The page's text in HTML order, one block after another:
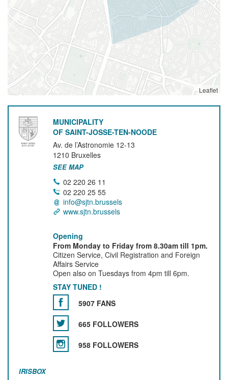
Leaflet
MUNICIPALITY
OF SAINT-JOSSE-TEN-NOODE
Av. de l’Astronomie 12-13
1210 Bruxelles
SEE MAP
02 220 26 11
02 220 25 55
info@sjtn.brussels
www.sjtn.brussels
Opening
From Monday to Friday from 8.30am till 1pm.
Citizen Service, Civil Registration and Foreign
Affairs Service
Open also on Tuesdays from 4pm till 6pm.
STAY TUNED !
5907 FANS
665 FOLLOWERS
958 FOLLOWERS
IRISBOX